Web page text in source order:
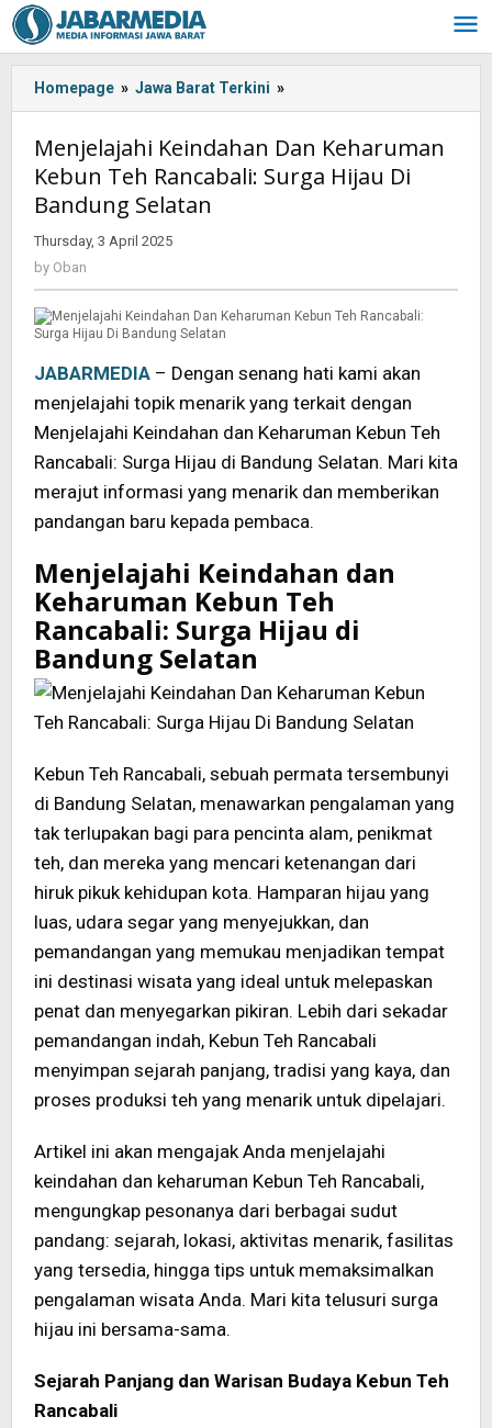
Skip
to
content
Homepage » Jawa Barat Terkini »
Keindahan
Keharuman
Kebun
Di
Bandung
Menjelajahi Keindahan Dan Keharuman
Kebun Teh Rancabali: Surga Hijau Di
Bandung Selatan
Thursday, 3 April 2025
by Oban
JABARMEDIA – Dengan senang hati kami akan
menjelajahi topik menarik yang terkait dengan
Menjelajahi Keindahan dan Keharuman Kebun Teh
Rancabali: Surga Hijau di Bandung Selatan. Mari kita
merajut informasi yang menarik dan memberikan
pandangan baru kepada pembaca.
Menjelajahi Keindahan dan
Keharuman Kebun Teh
Rancabali: Surga Hijau di
Bandung Selatan
Kebun Teh Rancabali, sebuah permata tersembunyi
di Bandung Selatan, menawarkan pengalaman yang
tak terlupakan bagi para pencinta alam, penikmat
teh, dan mereka yang mencari ketenangan dari
hiruk pikuk kehidupan kota. Hamparan hijau yang
luas, udara segar yang menyejukkan, dan
pemandangan yang memukau menjadikan tempat
ini destinasi wisata yang ideal untuk melepaskan
penat dan menyegarkan pikiran. Lebih dari sekadar
pemandangan indah, Kebun Teh Rancabali
menyimpan sejarah panjang, tradisi yang kaya, dan
proses produksi teh yang menarik untuk dipelajari.
Artikel ini akan mengajak Anda menjelajahi
keindahan dan keharuman Kebun Teh Rancabali,
mengungkap pesonanya dari berbagai sudut
pandang: sejarah, lokasi, aktivitas menarik, fasilitas
yang tersedia, hingga tips untuk memaksimalkan
pengalaman wisata Anda. Mari kita telusuri surga
hijau ini bersama-sama.
Sejarah Panjang dan Warisan Budaya Kebun Teh
Rancabali